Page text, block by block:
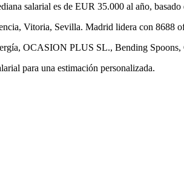
salarial es de EUR 35.000 al año, basado
Vitoria, Sevilla. Madrid lidera con 8688
OCASION PLUS SL., Bending Spoons,
para una estimación personalizada.